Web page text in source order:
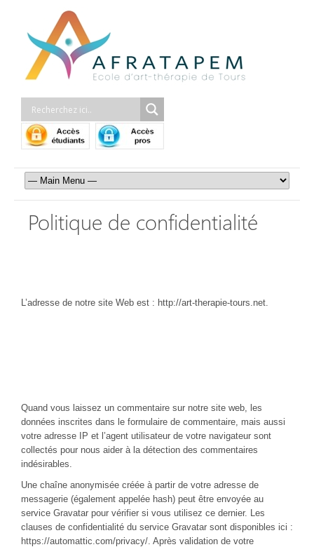
Politique de confidentialité
L’adresse de notre site Web est : http://art-therapie-tours.net.
Quand vous laissez un commentaire sur notre site web, les
données inscrites dans le formulaire de commentaire, mais aussi
votre adresse IP et l’agent utilisateur de votre navigateur sont
collectés pour nous aider à la détection des commentaires
indésirables.
Une chaîne anonymisée créée à partir de votre adresse de
messagerie (également appelée hash) peut être envoyée au
service Gravatar pour vérifier si vous utilisez ce dernier. Les
clauses de confidentialité du service Gravatar sont disponibles ici :
https://automattic.com/privacy/. Après validation de votre